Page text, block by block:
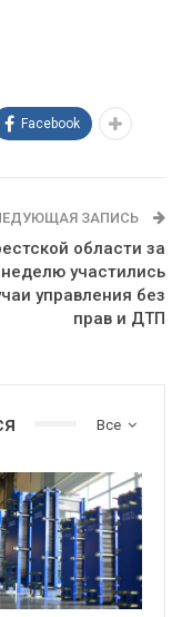
Facebook
ЗАПИСЬ
области за
неделю участились
управления без
прав и ДТП
Все